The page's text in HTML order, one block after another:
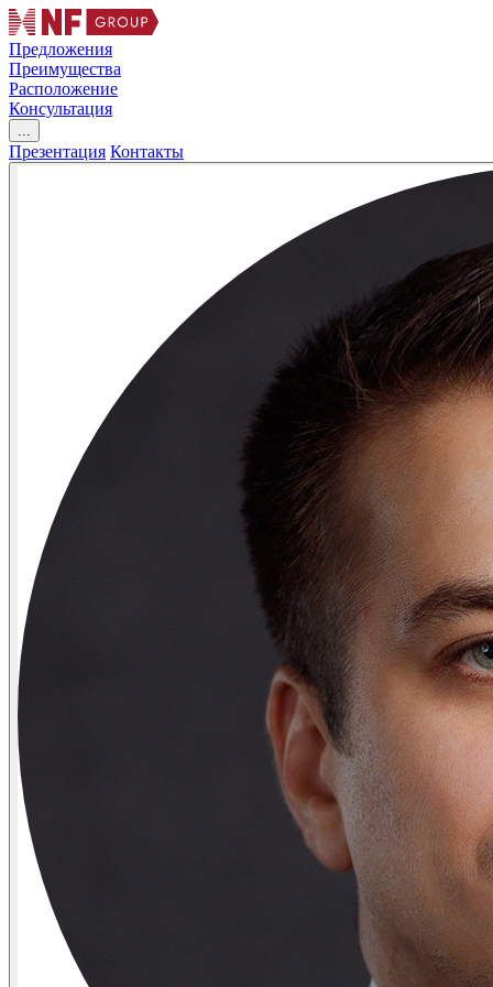
Предложения
Преимущества
Расположение
Консультация
...
Презентация Контакты